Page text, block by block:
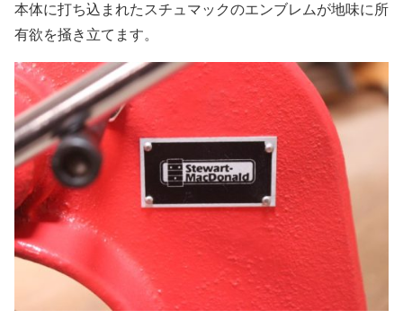
本体に打ち込まれたスチュマックのエンブレムが地味に所
有欲を掻き立てます。